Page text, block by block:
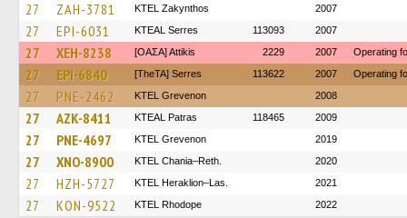
27 ZAH-3781 KTEL Zakynthos 2007
27 EPI-6031 KTEAL Serres 113093 2007
27 XEH-8238 [ΟΑΣΑ] Αttikis 2229 2007 Operating
27 EPI-6840 [TheTA] Serres 113622 2007 Operating
27 PNE-2462 ΚΤΕL Grevenon 2008
27 AZK-8411 KTEAL Patras 118465 2009
27 PNE-4697 ΚΤΕL Grevenon 2019
27 XNO-8900 KTEL Chania–Reth. 2020
27 HZH-5727 KTEL Heraklion–Las. 2021
27 KON-9522 KTEL Rhodope 2022